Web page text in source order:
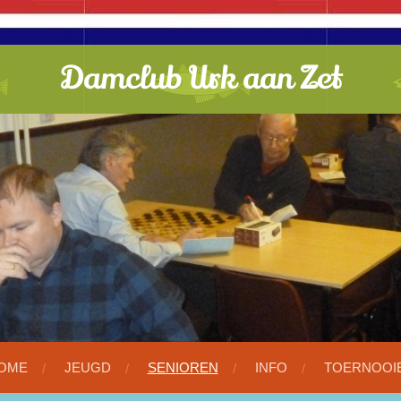
Damclub Urk aan Zet
JEUGD SENIOREN INFO